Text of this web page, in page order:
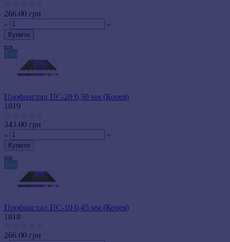
266.00 грн
Купити
Топ
Профнастил ПС-20 0,50 мм (Корея)
1819
343.00 грн
Купити
Топ
Профнастил ПС-10 0,45 мм (Корея)
1818
266.00 грн